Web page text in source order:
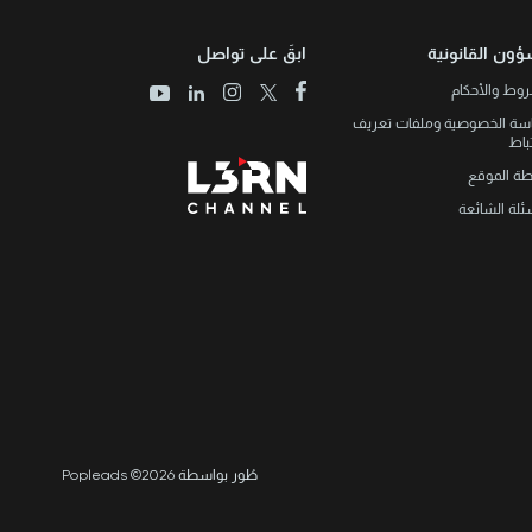
القانونية
والأحكام
الخصوصية وملفات تعريف
الموقع
الشائعة
ابقَ على تواصل
طُور بواسطة Popleads ©2026